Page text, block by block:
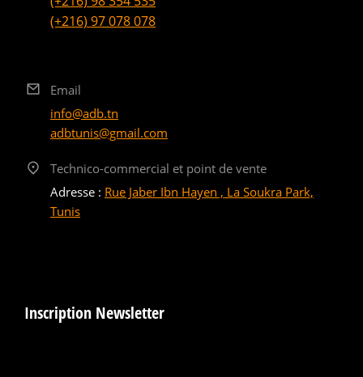
(+216) 97 078 078
Email
info@adb.tn
adbtunis@gmail.com
Technico-commercial et point de vente
Adresse : Rue Jaber Ibn Hayen , La Soukra Park,
Tunis
Inscription Newsletter